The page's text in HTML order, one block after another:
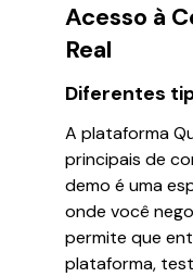
Acesso à
Real
Diferentes
A plataforma
principais de
demo é uma
onde você
permite que
plataforma,